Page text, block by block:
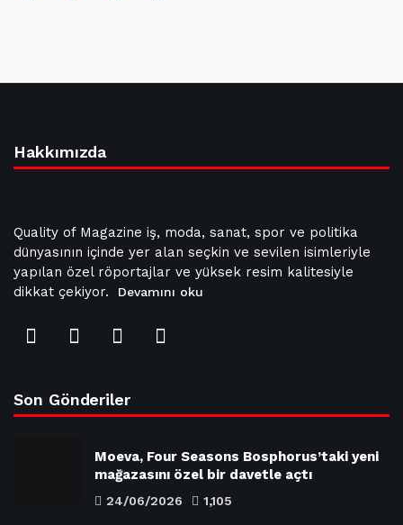
Hakkımızda
Quality of Magazine iş, moda, sanat, spor ve politika
dünyasının içinde yer alan seçkin ve sevilen isimleriyle
yapılan özel röportajlar ve yüksek resim kalitesiyle
dikkat çekiyor.
Devamını oku
Son Gönderiler
Moeva, Four Seasons Bosphorus’taki yeni
mağazasını özel bir davetle açtı
24/06/2026 1,105